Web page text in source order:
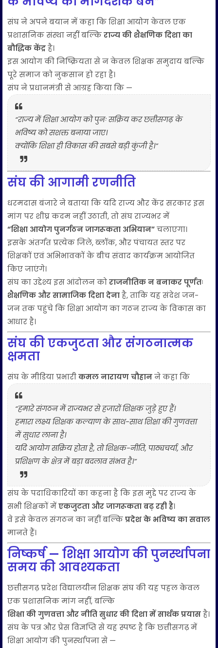
संघ ने अपने बयान में कहा कि शिक्षा आयोग केवल एक
प्रशासनिक संस्था नहीं बल्किराज्य की शैक्षणिक दिशा का
बौद्धिक केंद्रहै।
इस आयोग की निष्क्रियता से न केवल शिक्षक समुदाय बल्कि
पूरे समाज को नुकसान हो रहा है।
संघ ने प्रधानमंत्री से आग्रह किया कि —
“राज्य में शिक्षा आयोग को पुनः सक्रिय कर छत्तीसगढ़ के
भविष्य को सशक्त बनाया जाए।
क्योंकि शिक्षा ही विकास की सबसे बड़ी कुंजी है।”
संघ की आगामी रणनीति
धरमदास बंजारे ने बताया कि यदि राज्य और केंद्र सरकार इस
मांग पर शीघ्र कदम नहीं उठाती, तो संघ राज्यभर में
“शिक्षा आयोग पुनर्गठन जागरूकता अभियान”चलाएगा।
इसके अंतर्गत प्रत्येक जिले, ब्लॉक, और पंचायत स्तर पर
शिक्षकों एवं अभिभावकों के बीच संवाद कार्यक्रम आयोजित
किए जाएंगे।
संघ का उद्देश्य इस आंदोलन कोराजनीतिक न बनाकर पूर्णतः
शैक्षणिक और सामाजिक दिशा देनाहै, ताकि यह संदेश जन-
जन तक पहुंचे कि शिक्षा आयोग का गठन राज्य के विकास का
आधार है।
संघ की एकजुटता और संगठनात्मक
क्षमता
संघ के मीडिया प्रभारीकमल नारायण चौहानने कहा कि
“हमारे संगठन में राज्यभर से हजारों शिक्षक जुड़े हुए हैं।
हमारा लक्ष्य शिक्षक कल्याण के साथ-साथ शिक्षा की गुणवत्ता
में सुधार लाना है।
यदि आयोग सक्रिय होता है, तो शिक्षक-नीति, पाठ्यचर्या, और
प्रशिक्षण के क्षेत्र में बड़ा बदलाव संभव है।”
संघ के पदाधिकारियों का कहना है कि इस मुद्दे पर राज्य के
सभी शिक्षकों मेंएकजुटता और जागरूकता बढ़ रही है।
वे इसे केवल संगठन का नहीं बल्किप्रदेश के भविष्य का सवाल
मानते हैं।
निष्कर्ष — शिक्षा आयोग की पुनर्स्थापना
समय की आवश्यकता
छत्तीसगढ़ प्रदेश विद्यालयीन शिक्षक संघ की यह पहल केवल
एक प्रशासनिक मांग नहीं, बल्कि
शिक्षा की गुणवत्ता और नीति सुधार की दिशा में सार्थक प्रयासहै।
संघ के पत्र और प्रेस विज्ञप्ति से यह स्पष्ट है कि छत्तीसगढ़ में
शिक्षा आयोग की पुनर्स्थापना से —